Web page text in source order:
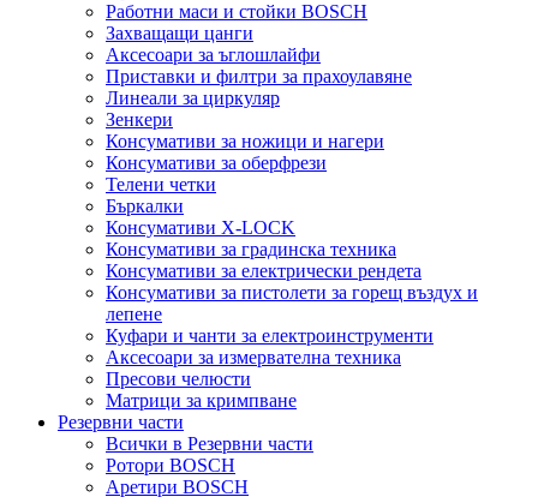
Работни маси и стойки BOSCH
Захващащи цанги
Аксесоари за ъглошлайфи
Приставки и филтри за прахоулавяне
Линеали за циркуляр
Зенкери
Консумативи за ножици и нагери
Консумативи за оберфрези
Телени четки
Бъркалки
Консумативи X-LOCK
Консумативи за градинска техника
Консумативи за електрически рендета
Консумативи за пистолети за горещ въздух и
лепене
Куфари и чанти за електроинструменти
Аксесоари за измервателна техника
Пресови челюсти
Матрици за кримпване
Резервни части
Всички в Резервни части
Ротори BOSCH
Аретири BOSCH